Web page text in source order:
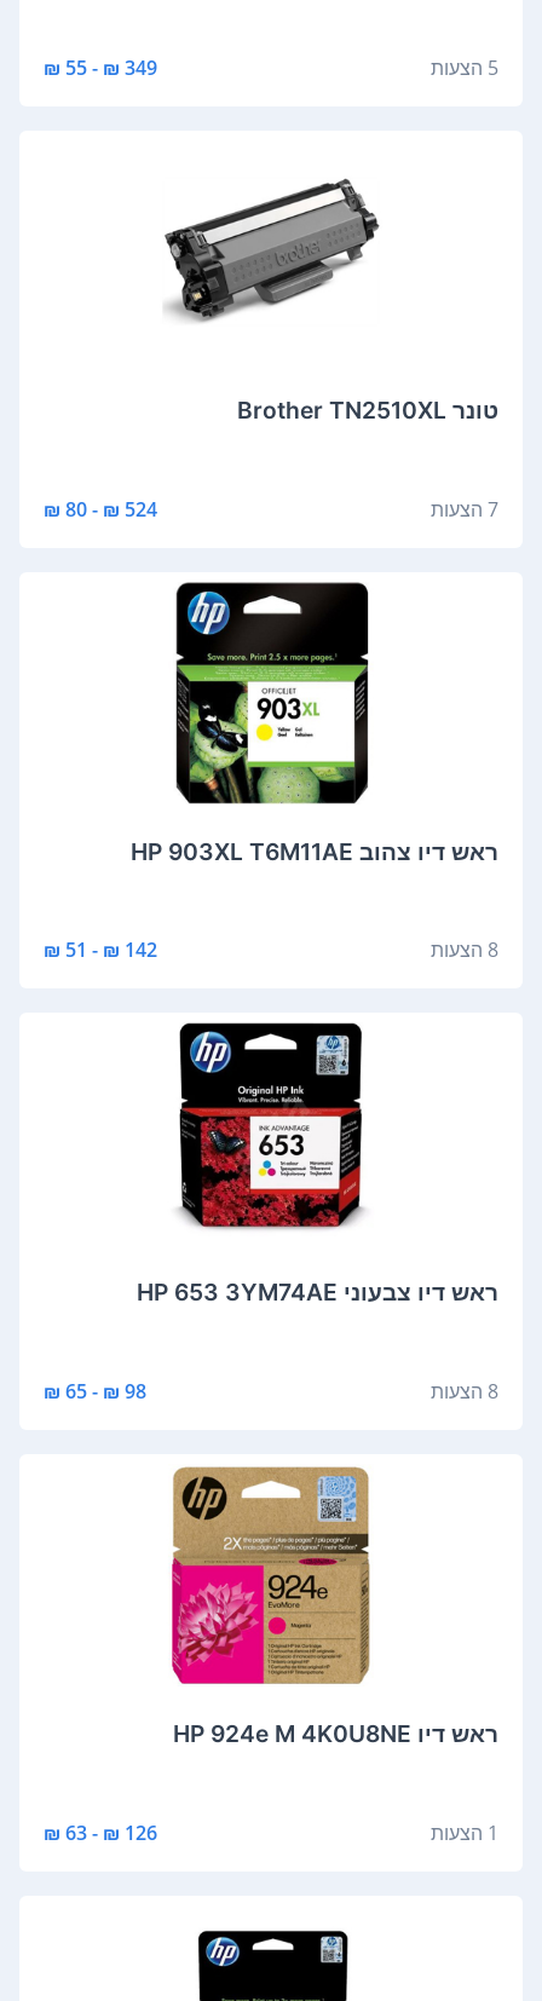
5 הצעות 349 ₪ - 55 ₪
‏טונר Brother TN2510XL
7 הצעות 524 ₪ - 80 ₪
‏ראש דיו ‏צהוב HP 903XL T6M11AE
8 הצעות 142 ₪ - 51 ₪
‏ראש דיו ‏צבעוני HP 653 3YM74AE
8 הצעות 98 ₪ - 65 ₪
‏ראש דיו HP 924e M 4K0U8NE
1 הצעות 126 ₪ - 63 ₪